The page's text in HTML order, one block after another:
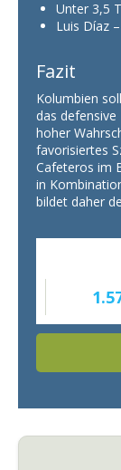
Unter 3,5
Luis Díaz
Fazit
Kolumbien
das
hoher
favorisiertes
Cafeteros im
in
bildet daher